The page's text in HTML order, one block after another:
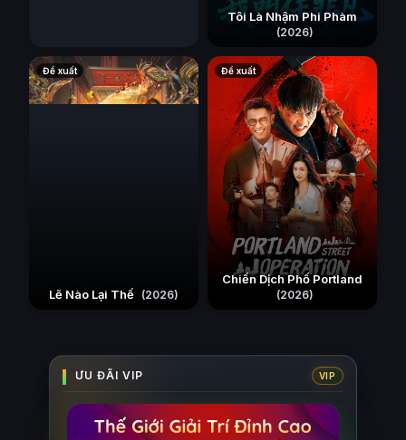
Tôi Là Nhậm Phi Phàm
(2026)
Đề xuất
Lẽ Nào Lại Thế (2026)
Đề xuất
Chiến Dịch Phố Portland
(2026)